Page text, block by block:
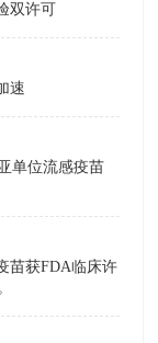
双许可
速
单位流感疫苗
苗获FDA临床许